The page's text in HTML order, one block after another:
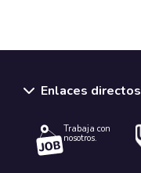
Enlaces directos
Trabaja con
nosotros.